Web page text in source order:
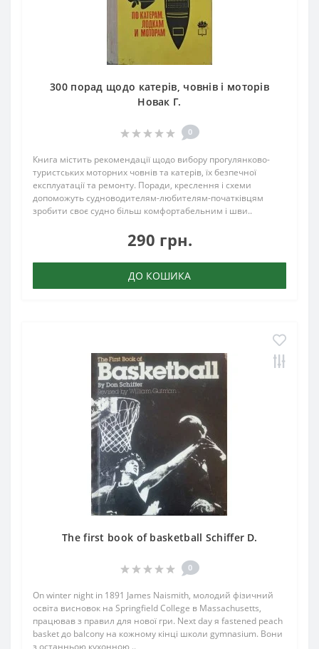
300 порад щодо катерів, човнів і моторів
Новак Г.
0
Книга містить рекомендації щодо вибору прогулянково-
туристських моторних човнів та катерів, їх безпечної
експлуатації та ремонту. Поради, креслення і схеми
допоможуть судноводителям-любителям-початківцям
зробити своє судно більш комфортабельним і шви..
290 грн.
ДО КОШИКА
The first book of basketball Schiffer D.
0
On winter night in 1891 James Naismith, молодий фізичний
освіта висновок на Springfield College в Massachusetts,
працював з правил для нової гри. Next day я fastened peach
basket до balcony на кожному кінці школи gymnasium. Вони